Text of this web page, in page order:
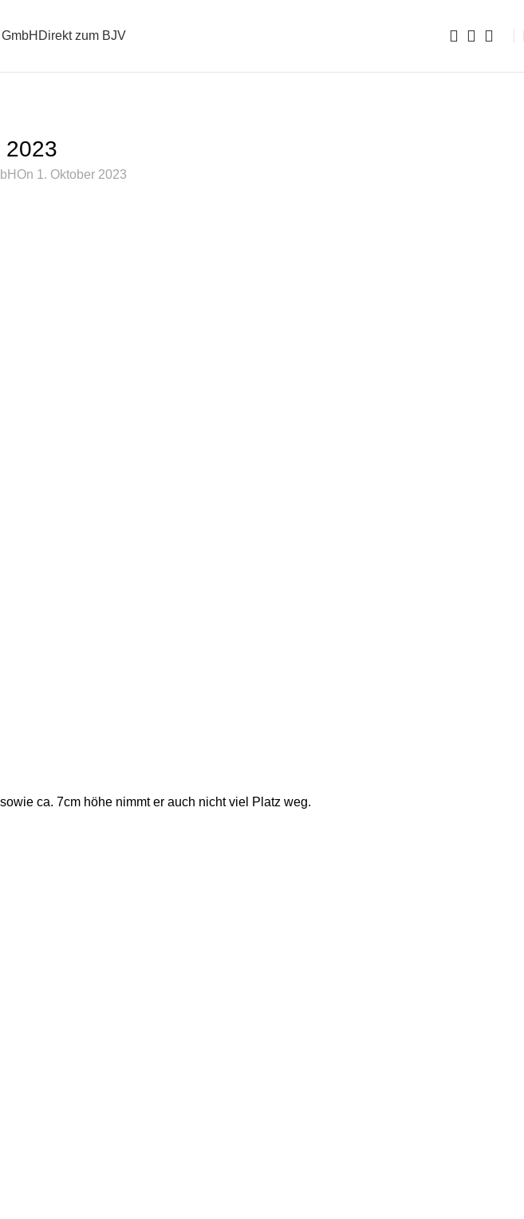
Direkt zum BJV
2023
On 1. Oktober 2023
ca. 7cm höhe nimmt er auch nicht viel Platz weg.